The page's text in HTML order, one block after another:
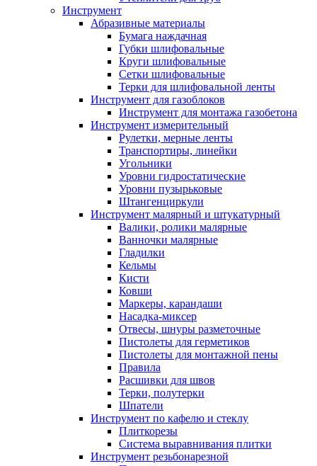
Инструмент
Абразивные материалы
Бумага наждачная
Губки шлифовальные
Круги шлифовальные
Сетки шлифовальные
Терки для шлифовальной ленты
Инструмент для газоблоков
Инструмент для монтажа газобетона
Инструмент измерительный
Рулетки, мерные ленты
Транспортиры, линейки
Угольники
Уровни гидростатические
Уровни пузырьковые
Штангенциркули
Инструмент малярный и штукатурный
Валики, ролики малярные
Ванночки малярные
Гладилки
Кельмы
Кисти
Ковши
Маркеры, карандаши
Насадка-миксер
Отвесы, шнуры разметочные
Пистолеты для герметиков
Пистолеты для монтажной пены
Правила
Расшивки для швов
Терки, полутерки
Шпатели
Инструмент по кафелю и стеклу
Плиткорезы
Система выравнивания плитки
Инструмент резьбонарезной